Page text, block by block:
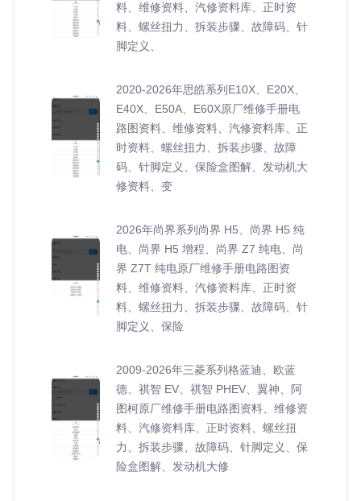
料、维修资料、汽修资料库、正时资
料、螺丝扭力、拆装步骤、故障码、针
脚定义、
2020-2026年思皓系列E10X、E20X、
E40X、E50A、E60X原厂维修手册电
路图资料、维修资料、汽修资料库、正
时资料、螺丝扭力、拆装步骤、故障
码、针脚定义、保险盒图解、发动机大
修资料、变
2026年尚界系列尚界 H5、尚界 H5 纯
电、尚界 H5 增程、尚界 Z7 纯电、尚
界 Z7T 纯电原厂维修手册电路图资
料、维修资料、汽修资料库、正时资
料、螺丝扭力、拆装步骤、故障码、针
脚定义、保险
2009-2026年三菱系列格蓝迪、欧蓝
德、祺智 EV、祺智 PHEV、翼神、阿
图柯原厂维修手册电路图资料、维修资
料、汽修资料库、正时资料、螺丝扭
力、拆装步骤、故障码、针脚定义、保
险盒图解、发动机大修